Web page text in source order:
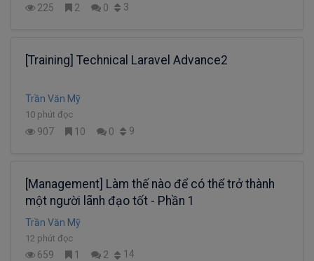
225 2 0 3
[Training] Technical Laravel Advance2
Trần Văn Mỹ
10 phút đọc
907 10 0 9
[Management] Làm thế nào để có thể trở thành
một người lãnh đạo tốt - Phần 1
Trần Văn Mỹ
12 phút đọc
659 1 2 14